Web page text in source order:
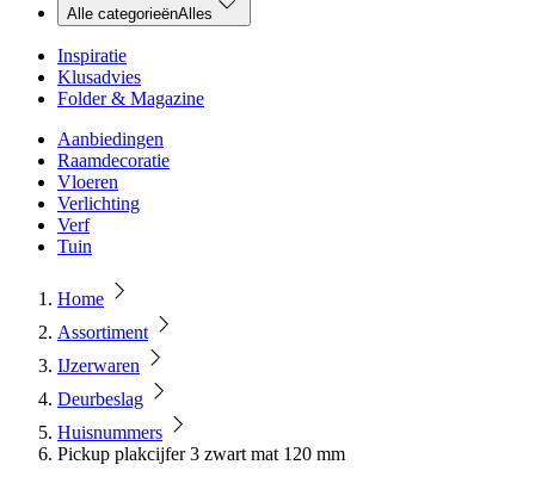
Alle categorieënAlles
Inspiratie
Klusadvies
Folder & Magazine
Aanbiedingen
Raamdecoratie
Vloeren
Verlichting
Verf
Tuin
Home
Assortiment
IJzerwaren
Deurbeslag
Huisnummers
Pickup plakcijfer 3 zwart mat 120 mm